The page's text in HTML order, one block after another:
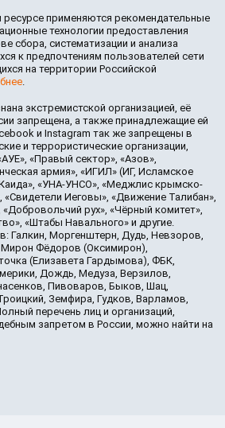
применяются рекомендательные
технологии предоставления
сбора, систематизации и анализа
к предпочтениям пользователей сети
на территории Российской
.
экстремистской организацией, её
запрещена, а также принадлежащие ей
и Instagram так же запрещены в
и террористические организации,
«Правый сектор», «Азов»,
армия», «ИГИЛ» (ИГ, Исламское
«УНА-УНСО», «Меджлис крымско-
«Свидетели Иеговы», «Движение Талибан»,
«Добровольчий рух», «Чёрный комитет»,
«Штабы Навального» и другие.
Галкин, Моргенштерн, Дудь, Невзоров,
Фёдоров (Оксимирон),
(Елизавета Гардымова), ФБК,
Дождь, Медуза, Верзилов,
Пивоваров, Быков, Шац,
Земфира, Гудков, Варламов,
перечень лиц и организаций,
запретом в России, можно найти на